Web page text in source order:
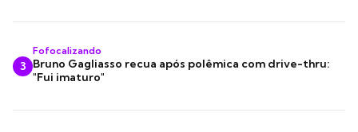
3
Fofocalizando
Bruno Gagliasso recua após polêmica com drive-thru:
"Fui imaturo"